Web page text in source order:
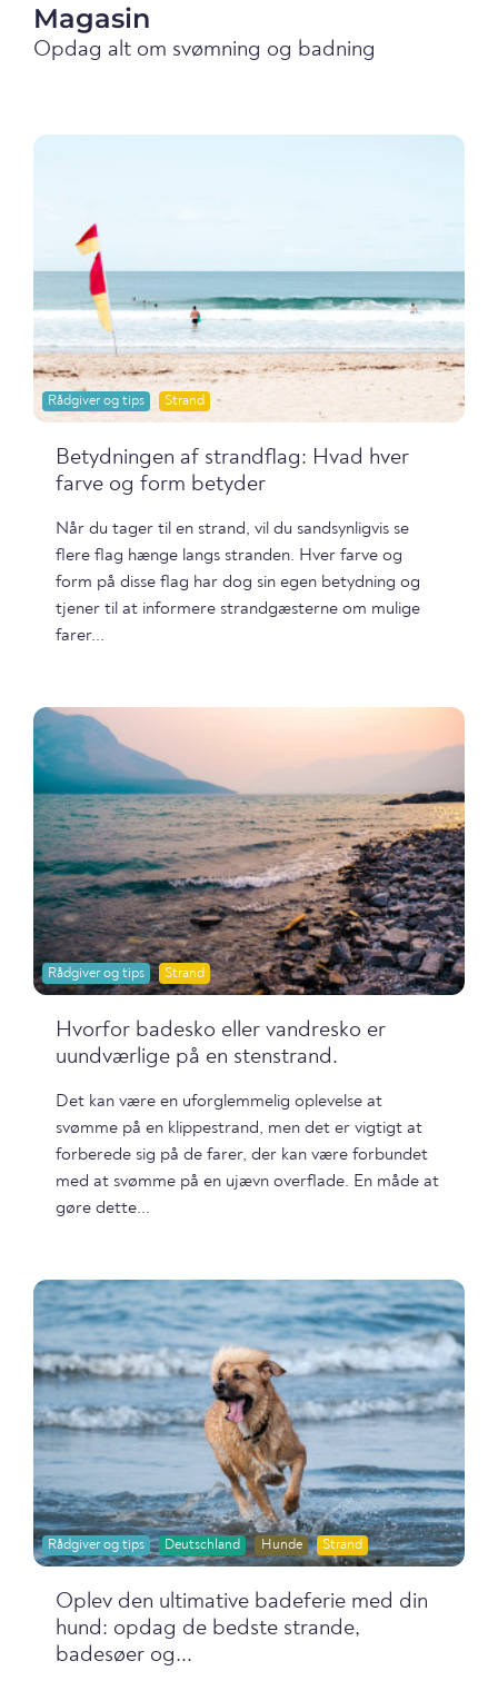
Magasin
Opdag alt om svømning og badning
Rådgiver og tips Strand
Betydningen af strandflag: Hvad hver
farve og form betyder
Når du tager til en strand, vil du sandsynligvis se
flere flag hænge langs stranden. Hver farve og
form på disse flag har dog sin egen betydning og
tjener til at informere strandgæsterne om mulige
farer...
Rådgiver og tips Strand
Hvorfor badesko eller vandresko er
uundværlige på en stenstrand.
Det kan være en uforglemmelig oplevelse at
svømme på en klippestrand, men det er vigtigt at
forberede sig på de farer, der kan være forbundet
med at svømme på en ujævn overflade. En måde at
gøre dette...
Rådgiver og tips Deutschland Hunde Strand
Oplev den ultimative badeferie med din
hund: opdag de bedste strande,
badesøer og...